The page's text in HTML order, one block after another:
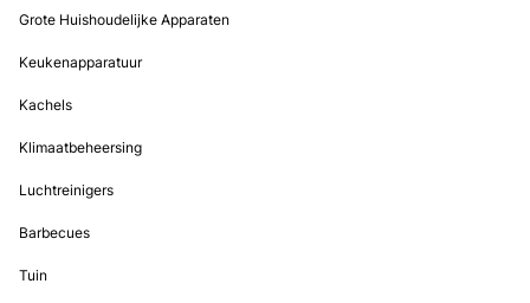
Grote Huishoudelijke Apparaten
Keukenapparatuur
Kachels
Klimaatbeheersing
Luchtreinigers
Barbecues
Tuin